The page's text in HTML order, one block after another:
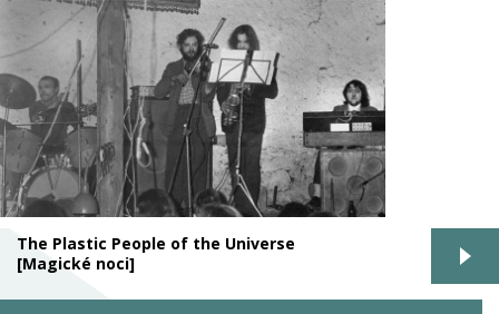
The Plastic People of the Universe
[Magické noci]